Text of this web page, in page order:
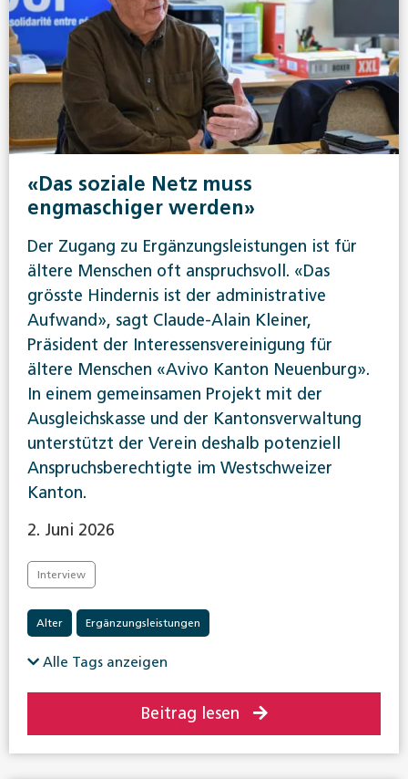
«Das soziale Netz muss
engmaschiger werden»
Der Zugang zu Ergänzungsleistungen ist für
ältere Menschen oft anspruchsvoll. «Das
grösste Hindernis ist der administrative
Aufwand», sagt Claude-Alain Kleiner,
Präsident der Interessensvereinigung für
ältere Menschen «Avivo Kanton Neuenburg».
In einem gemeinsamen Projekt mit der
Ausgleichskasse und der Kantonsverwaltung
unterstützt der Verein deshalb potenziell
Anspruchsberechtigte im Westschweizer
Kanton.
2. Juni 2026
Interview
Alter Ergänzungsleistungen
Alle Tags anzeigen
Beitrag lesen